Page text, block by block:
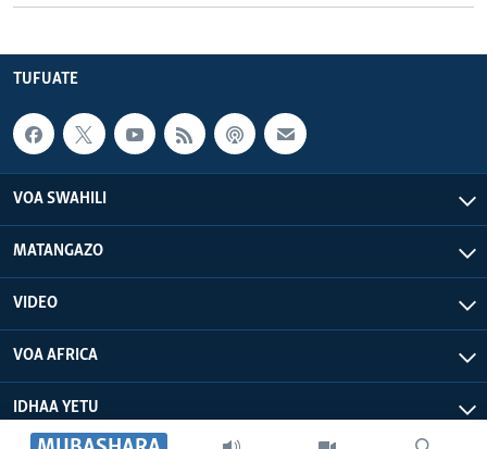
TUFUATE
VOA SWAHILI
MATANGAZO
VIDEO
VOA AFRICA
IDHAA YETU